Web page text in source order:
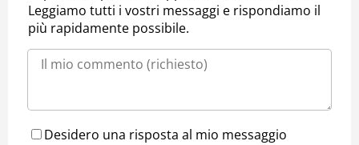
Leggiamo tutti i vostri messaggi e rispondiamo il
più rapidamente possibile.
Desidero una risposta al mio messaggio